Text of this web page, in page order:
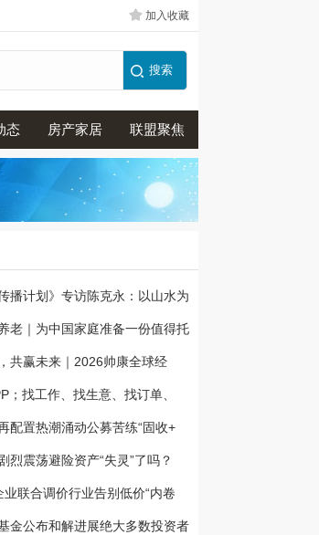
加入收藏
态 房产家居 联盟聚焦
播计划》专访陈克永：以山水为
老｜为中国家庭准备一份值得托
共赢未来｜2026帅康全球经
；找工作、找生意、找订单、
配置热潮涌动公募苦练“固收+
烈震荡避险资产“失灵”了吗？
业联合调价行业告别低价“内卷
金公布和解进展绝大多数投资者